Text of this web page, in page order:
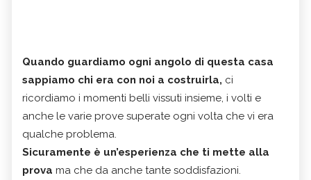
Quando guardiamo ogni angolo di questa casa
sappiamo chi era con noi a costruirla, ci
ricordiamo i momenti belli vissuti insieme, i volti e
anche le varie prove superate ogni volta che vi era
qualche problema.
Sicuramente è un’esperienza che ti mette alla
prova ma che da anche tante soddisfazioni.